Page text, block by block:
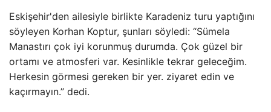
Eskişehir'den ailesiyle birlikte Karadeniz turu yaptığını
söyleyen Korhan Koptur, şunları söyledi: “Sümela
Manastırı çok iyi korunmuş durumda. Çok güzel bir
ortamı ve atmosferi var. Kesinlikle tekrar geleceğim.
Herkesin görmesi gereken bir yer. ziyaret edin ve
kaçırmayın.” dedi.